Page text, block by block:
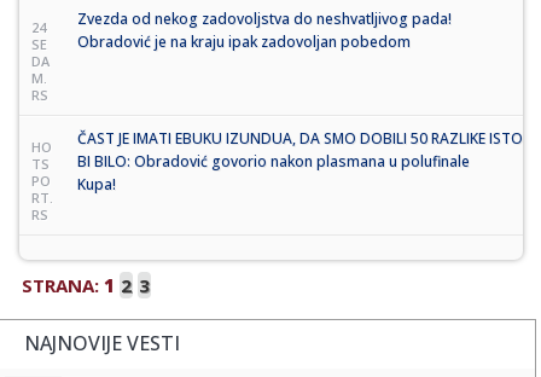
24
SE
DA
M.
RS
Zvezda od nekog zadovoljstva do neshvatljivog pada!
Obradović je na kraju ipak zadovoljan pobedom
HO
TS
PO
RT.
RS
ČAST JE IMATI EBUKU IZUNDUA, DA SMO DOBILI 50 RAZLIKE ISTO
BI BILO: Obradović govorio nakon plasmana u polufinale
Kupa!
STRANA: 1 2 3
NAJNOVIJE VESTI